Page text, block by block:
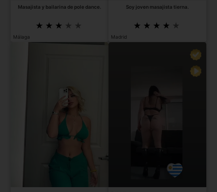
Masajista y bailarina de pole dance.
Málaga
Soy joven masajista tierna.
Madrid